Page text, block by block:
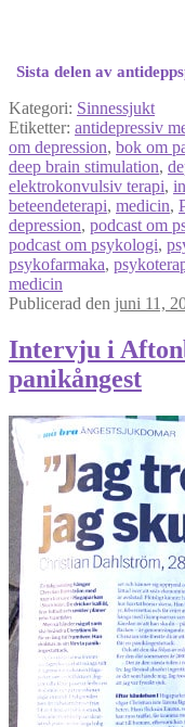
Sista delen av
Kategori: Sinnessjukt
Etiketter: antidepressiv
om depression, bok om
deep brain stimulation,
elektrokonvulsiv terapi,
beteendeterapi, medicin,
depression, podcast om
podcast om psykologi,
psykofarmaka,
medicin
Publicerad den juni 11,
Intervju i
panikångest